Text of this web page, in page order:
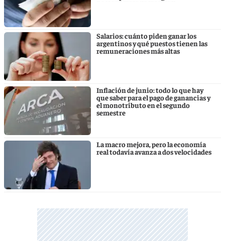
Salarios: cuánto piden ganar los
argentinos y qué puestos tienen las
remuneraciones más altas
Inflación de junio: todo lo que hay
que saber para el pago de ganancias y
el monotributo en el segundo
semestre
La macro mejora, pero la economía
real todavía avanza a dos velocidades